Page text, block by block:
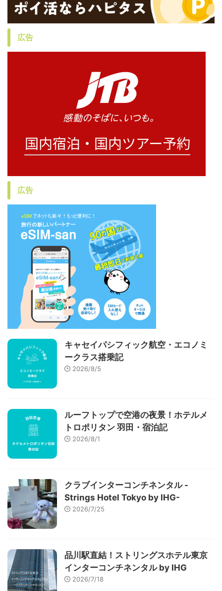
広告
広告
キャセイパシフィック航空・エコノミ
ークラス搭乗記
2026/8/5
ルーフトップで空港の夜景！ホテルメ
トロポリタン 羽田・宿泊記
2026/8/1
クラブインターコンチネンタル -
Strings Hotel Tokyo by IHG-
2026/7/25
品川駅直結！ストリングスホテル東京
インターコンチネンタル by IHG
2026/7/18